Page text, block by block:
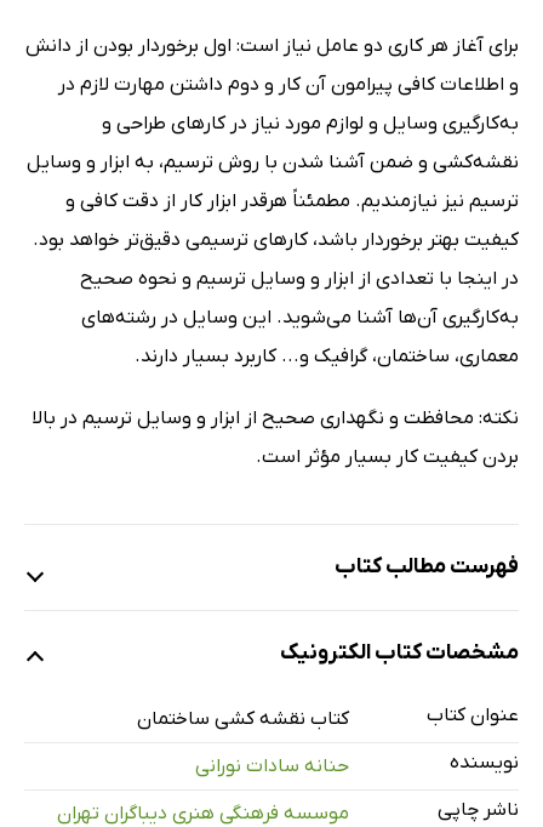
برای آغاز هر کاری دو عامل نیاز است: اول برخوردار بودن از دانش
و اطلاعات کافی پیرامون آن کار و دوم داشتن مهارت لازم در
به‌کارگیری وسایل و لوازم مورد نیاز در کارهای طراحی و
نقشه‌کشی و ضمن آشنا شدن با روش ترسیم، به ابزار و وسایل
ترسیم نیز نیازمندیم. مطمئناً هرقدر ابزار کار از دقت کافی و
کیفیت بهتر برخوردار باشد، کارهای ترسیمی دقیق‌تر خواهد بود.
در اینجا با تعدادی از ابزار و وسایل ترسیم و نحوه صحیح
به‌کارگیری آن‌ها آشنا می‌شوید. این وسایل در رشته‌های
معماری، ساختمان، گرافیک و... کاربرد بسیار دارند.
نکته: محافظت و نگهداری صحیح از ابزار و وسایل ترسیم در بالا
بردن کیفیت کار بسیار مؤثر است.
فهرست مطالب کتاب
فصل 3. مقیاس و سیستم اندازه‌گیری واحدها
مشخصات کتاب الکترونیک
عنوان کتاب
کتاب نقشه کشی ساختمان
نویسنده
حنانه سادات نورانی
ناشر چاپی
موسسه فرهنگی هنری دیباگران تهران